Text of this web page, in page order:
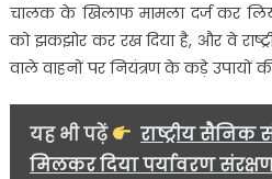
चालक के खिलाफ मामला दर्ज कर
को झकझोर कर रख दिया है, और वे
वाले वाहनों पर नियंत्रण के कड़े उपायों
यह भी पढ़ें
राष्ट्रीय
मिलकर दिया पर्यावरण